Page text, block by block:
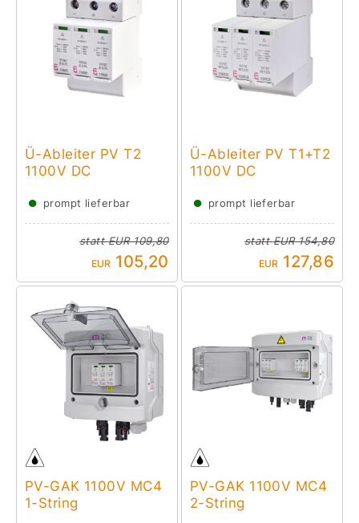
Ü-Ableiter PV T2
1100V DC
● prompt lieferbar
stattEUR 109,80
EUR 105,20
Ü-Ableiter PV T1+T2
1100V DC
● prompt lieferbar
stattEUR 154,80
EUR 127,86
PV-GAK 1100V MC4
1-String
PV-GAK 1100V MC4
2-String